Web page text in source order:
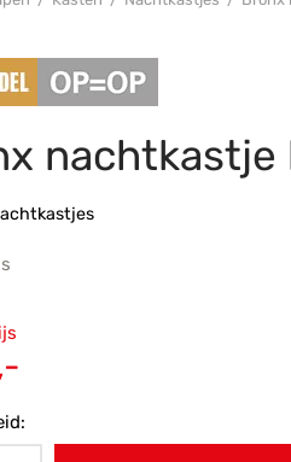
nachtkastje
€215,-.